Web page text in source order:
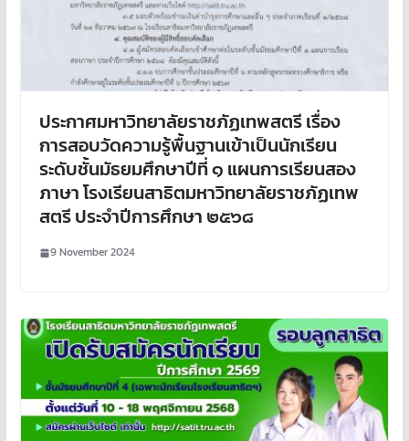
ประกาศมหาวิทยาลัยราชภัฏเทพสตรี เรื่อง
การสอบวัดความรู้พื้นฐานเข้าเป็นนักเรียน
ระดับชั้นมัธยมศึกษาปีที่ ๑ แผนการเรียนสอง
ภาษา โรงเรียนสาธิตมหาวิทยาลัยราชภัฏเทพ
สตรี ประจำปีการศึกษา ๒๕๖๘
9 November 2024